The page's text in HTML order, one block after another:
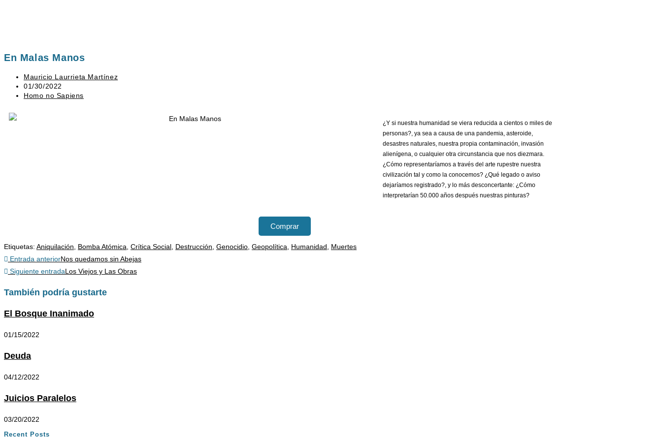
En Malas Manos
Mauricio Laurrieta Martínez
01/30/2022
Homo no Sapiens
¿Y si nuestra humanidad se viera reducida a cientos o miles de
personas?, ya sea a causa de una pandemia, asteroide,
desastres naturales, nuestra propia contaminación, invasión
alienígena, o cualquier otra circunstancia que nos diezmara.
¿Cómo representaríamos a través del arte rupestre nuestra
civilización tal y como la conocemos? ¿Qué legado o aviso
dejaríamos registrado?, y lo más desconcertante: ¿Cómo
interpretarían 50.000 años después nuestras pinturas?
Comprar
Etiquetas: Aniquilación Bomba Atómica Crítica Social Destrucción Genocidio Geopolítica Humanidad
Muertes
Entrada anteriorNos quedamos sin Abejas
Siguiente entradaLos Viejos y Las Obras
También podría gustarte
El Bosque Inanimado
01/15/2022
Deuda
04/12/2022
Juicios Paralelos
03/20/2022
Recent Posts